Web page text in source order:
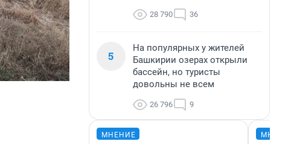
28 790 36
5
На популярных у жителей
Башкирии озерах открыли
бассейн, но туристы
довольны не всем
26 796 9
МНЕНИЕ